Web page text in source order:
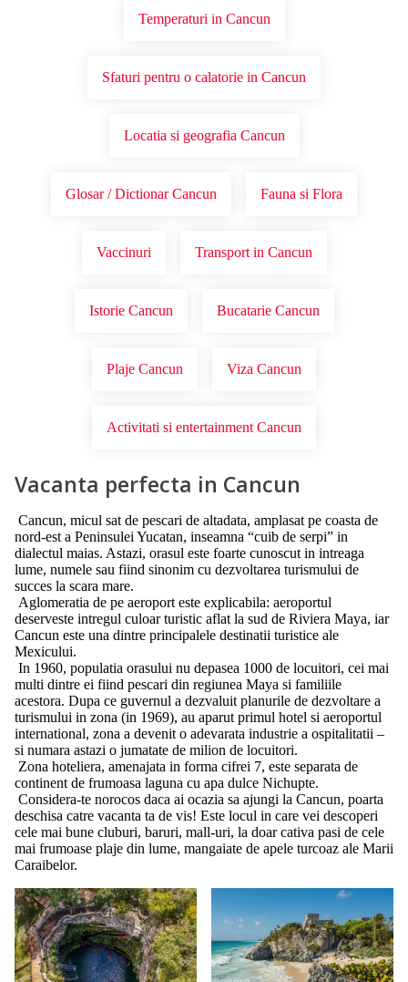
Temperaturi in Cancun
Sfaturi pentru o calatorie in Cancun
Locatia si geografia Cancun
Glosar / Dictionar Cancun Fauna si Flora
Vaccinuri Transport in Cancun
Istorie Cancun Bucatarie Cancun
Plaje Cancun Viza Cancun
Activitati si entertainment Cancun
Vacanta perfecta in Cancun
Cancun, micul sat de pescari de altadata, amplasat pe coasta de
nord-est a Peninsulei Yucatan, inseamna “cuib de serpi” in
dialectul maias. Astazi, orasul este foarte cunoscut in intreaga
lume, numele sau fiind sinonim cu dezvoltarea turismului de
succes la scara mare.
Aglomeratia de pe aeroport este explicabila: aeroportul
deserveste intregul culoar turistic aflat la sud de Riviera Maya, iar
Cancun este una dintre principalele destinatii turistice ale
Mexicului.
In 1960, populatia orasului nu depasea 1000 de locuitori, cei mai
multi dintre ei fiind pescari din regiunea Maya si familiile
acestora. Dupa ce guvernul a dezvaluit planurile de dezvoltare a
turismului in zona (in 1969), au aparut primul hotel si aeroportul
international, zona a devenit o adevarata industrie a ospitalitatii –
si numara astazi o jumatate de milion de locuitori.
Zona hoteliera, amenajata in forma cifrei 7, este separata de
continent de frumoasa laguna cu apa dulce Nichupte.
Considera-te norocos daca ai ocazia sa ajungi la Cancun, poarta
deschisa catre vacanta ta de vis! Este locul in care vei descoperi
cele mai bune cluburi, baruri, mall-uri, la doar cativa pasi de cele
mai frumoase plaje din lume, mangaiate de apele turcoaz ale Marii
Caraibelor.